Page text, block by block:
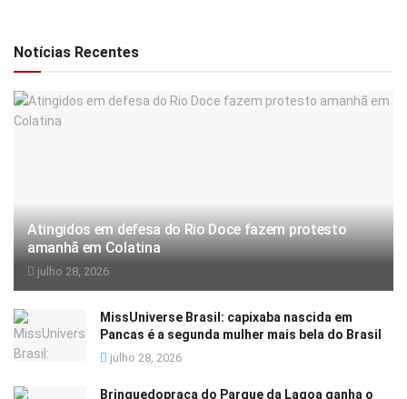
Notícias Recentes
Atingidos em defesa do Rio Doce fazem protesto
amanhã em Colatina
julho 28, 2026
MissUniverse Brasil: capixaba nascida em
Pancas é a segunda mulher mais bela do Brasil
julho 28, 2026
Brinquedopraça do Parque da Lagoa ganha o